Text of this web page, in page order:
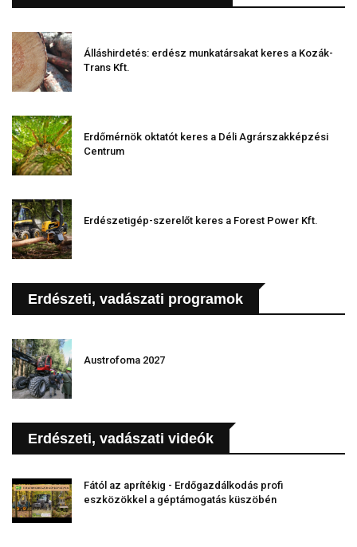
Álláshirdetés: erdész munkatársakat keres a Kozák-
Trans Kft.
Erdőmérnök oktatót keres a Déli Agrárszakképzési
Centrum
Erdészetigép-szerelőt keres a Forest Power Kft.
Erdészeti, vadászati programok
Austrofoma 2027
Erdészeti, vadászati videók
Fától az aprítékig - Erdőgazdálkodás profi
eszközökkel a géptámogatás küszöbén